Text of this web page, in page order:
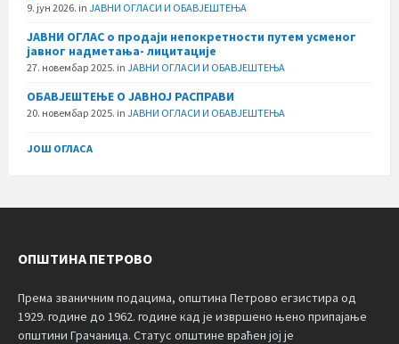
9. јун 2026. in ЈАВНИ ОГЛАСИ И ОБАВЈЕШТЕЊА
ЈАВНИ ОГЛАС о продаји непокретности путем усменог
јавног надметања- лицитације
27. новембар 2025. in ЈАВНИ ОГЛАСИ И ОБАВЈЕШТЕЊА
ОБАВЈЕШТЕЊЕ О ЈАВНОЈ РАСПРАВИ
20. новембар 2025. in ЈАВНИ ОГЛАСИ И ОБАВЈЕШТЕЊА
ЈОШ ОГЛАСА
ОПШТИНА ПЕТРОВО
Према званичним подацима, општина Петрово егзистира од
1929. године до 1962. године кад је извршено њено припајање
општини Грачаница. Статус општине враћен јој је